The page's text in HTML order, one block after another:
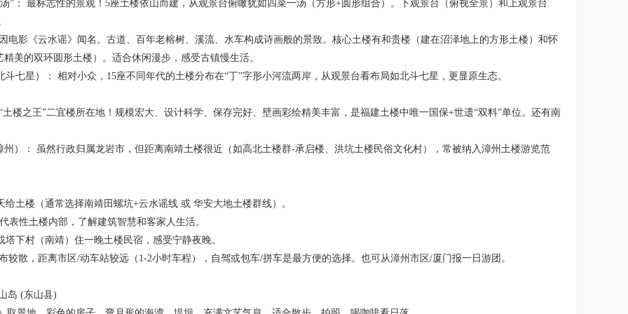
标志性的景观！5座土楼依山而建，从观景台俯瞰犹如四菜一汤（方形+圆形组合）。下观景台（俯视全景）和上观景台
云水谣》闻名。古道、百年老榕树、溪流、水车构成诗画般的景致。核心土楼有和贵楼（建在沼泽地上的方形土楼）和怀
美的双环圆形土楼）。适合休闲漫步，感受古镇慢生活。
）： 相对小众，15座不同年代的土楼分布在“丁”字形小河流两岸，从观景台看布局如北斗七星，更显原生态。
王”二宜楼所在地！规模宏大、设计科学、保存完好、壁画彩绘精美丰富，是福建土楼中唯一国保+世遗“双料”单位。还有南
： 虽然行政归属龙岩市，但距离南靖土楼很近（如高北土楼群-承启楼、洪坑土楼民俗文化村），常被纳入漳州土楼游览范
（通常选择南靖田螺坑+云水谣线 或 华安大地土楼群线）。
土楼内部，了解建筑智慧和客家人生活。
（南靖）住一晚土楼民宿，感受宁静夜晚。
较散，距离市区/动车站较远（1-2小时车程），自驾或包车/拼车是最方便的选择。也可从漳州市区/厦门报一日游团。
岛 (东山县)